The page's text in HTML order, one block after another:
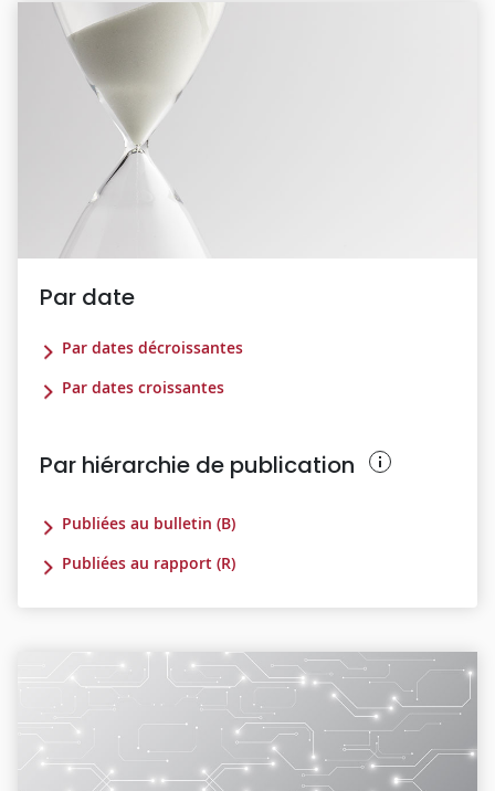
Par date
Par dates décroissantes
Par dates croissantes
Par hiérarchie de publication
Publiées au bulletin (B)
Publiées au rapport (R)